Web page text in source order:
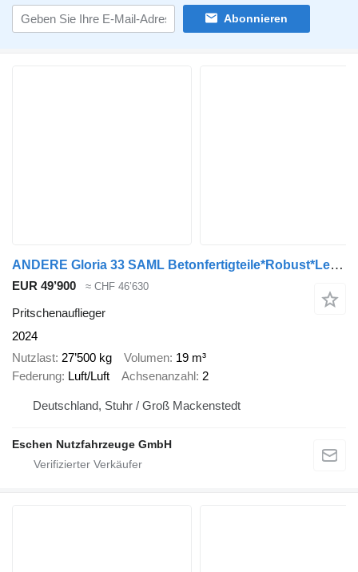
Abonnieren
ANDERE Gloria 33 SAML Betonfertigteile*Robust*Lenkachse
EUR 49’900 ≈ CHF 46’630
Pritschenauflieger
2024
Nutzlast 27’500 kg Volumen 19 m³
Federung Luft/Luft Achsenanzahl 2
Deutschland, Stuhr / Groß Mackenstedt
Eschen Nutzfahrzeuge GmbH